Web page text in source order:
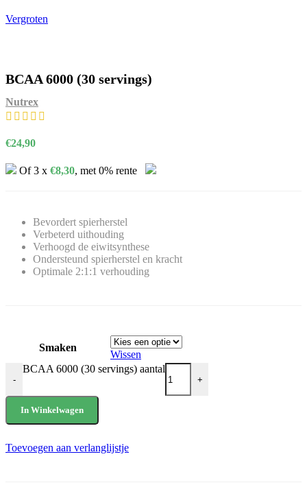
Vergroten
BCAA 6000 (30 servings)
Nutrex
€24,90
Of 3 x €8,30, met 0% rente
Bevordert spierherstel
Verbeterd uithouding
Verhoogd de eiwitsynthese
Ondersteund spierherstel en kracht
Optimale 2:1:1 verhouding
Smaken
Wissen
-
BCAA 6000 (30 servings) aantal
+
In Winkelwagen
Toevoegen aan verlanglijstje